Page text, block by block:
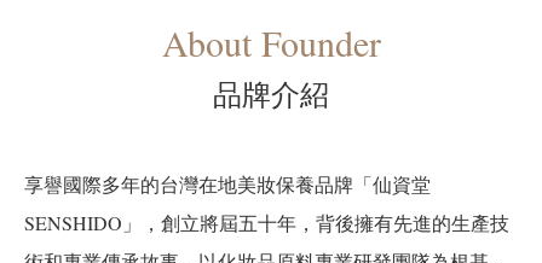
About Founder
品牌介紹
享譽國際多年的台灣在地美妝保養品牌「仙資堂
SENSHIDO」，創立將屆五十年，背後擁有先進的生產技